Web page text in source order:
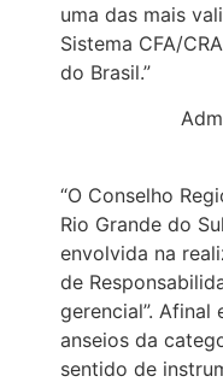
uma das mais
Sistema CFA/
do Brasil.”
“O Conselho
Rio Grande do
envolvida na
de
gerencial”.
anseios da
sentido de